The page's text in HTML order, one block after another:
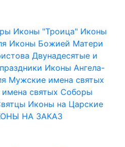
Иконы "Троица" Иконы
Иконы Божией Матери
Двунадесятые и
Иконы Ангела-
Мужские имена святых
святых Соборы
Иконы на Царские
НА ЗАКАЗ